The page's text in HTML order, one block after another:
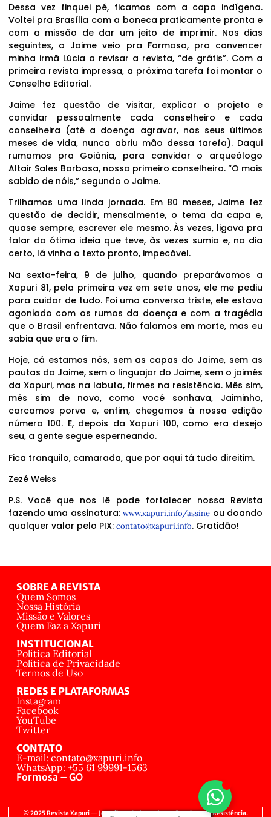
Dessa vez finquei pé, ficamos com a capa indígena.
Voltei pra Brasília com a boneca praticamente pronta e
com a missão de dar um jeito de imprimir. Nos dias
seguintes, o Jaime veio pra Formosa, pra convencer
minha irmã Lúcia a revisar a revista, “de grátis”. Com a
primeira revista impressa, a próxima tarefa foi montar o
Conselho Editorial.
Jaime fez questão de visitar, explicar o projeto e
convidar pessoalmente cada conselheiro e cada
conselheira (até a doença agravar, nos seus últimos
meses de vida, nunca abriu mão dessa tarefa). Daqui
rumamos pra Goiânia, para convidar o arqueólogo
Altair Sales Barbosa, nosso primeiro conselheiro. “O mais
sabido de nóis,” segundo o Jaime.
Trilhamos uma linda jornada. Em 80 meses, Jaime fez
questão de decidir, mensalmente, o tema da capa e,
quase sempre, escrever ele mesmo. Às vezes, ligava pra
falar da ótima ideia que teve, às vezes sumia e, no dia
certo, lá vinha o texto pronto, impecável.
Na sexta-feira, 9 de julho, quando preparávamos a
Xapuri 81, pela primeira vez em sete anos, ele me pediu
para cuidar de tudo. Foi uma conversa triste, ele estava
agoniado com os rumos da doença e com a tragédia
que o Brasil enfrentava. Não falamos em morte, mas eu
sabia que era o fim.
Hoje, cá estamos nós, sem as capas do Jaime, sem as
pautas do Jaime, sem o linguajar do Jaime, sem o jaimês
da Xapuri, mas na labuta, firmes na resistência. Mês sim,
mês sim de novo, como você sonhava, Jaiminho,
carcamos porva e, enfim, chegamos à nossa edição
número 100. E, depois da Xapuri 100, como era desejo
seu, a gente segue esperneando.
Fica tranquilo, camarada, que por aqui tá tudo direitim.
Zezé Weiss
P.S. Você que nos lê pode fortalecer nossa Revista
fazendo uma assinatura:www.xapuri.info/assine ou doando
qualquer valor pelo PIX: contato@xapuri.info. Gratidão!
SOBRE A REVISTA
Quem Somos
Nossa História
Missão e Valores
Quem Faz a Xapuri
INSTITUCIONAL
Política Editorial
Política de Privacidade
Termos de Uso
REDES E PLATAFORMAS
Instagram
Facebook
YouTube
Twitter
CONTATO
E-mail: contato@xapuri.info
WhatsApp: +55 61 99991-1563
Formosa – GO
© 2025 Revista Xapuri — Jornalismo Independente, Popular e de Resistência.